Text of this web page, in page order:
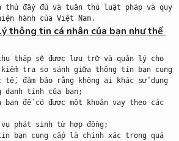
đầy đủ và tuân thủ luật pháp và quy
thông tin cá nhân của bạn như thế
thập sẽ được lưu trữ và quản lý cho
tra so sánh giữa thông tin bạn cung
đảm bảo rằng không ai khác sử dụng
danh tính của bạn;
bạn để có được một khoản vay theo các
phát sinh từ hợp đồng;
bạn cung cấp là chính xác trong quá